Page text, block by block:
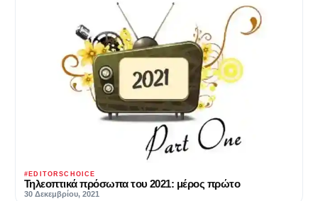
#EDITORSCHOICE
Τηλεοπτικά πρόσωπα του 2021: μέρος πρώτο
30 Δεκεμβρίου, 2021